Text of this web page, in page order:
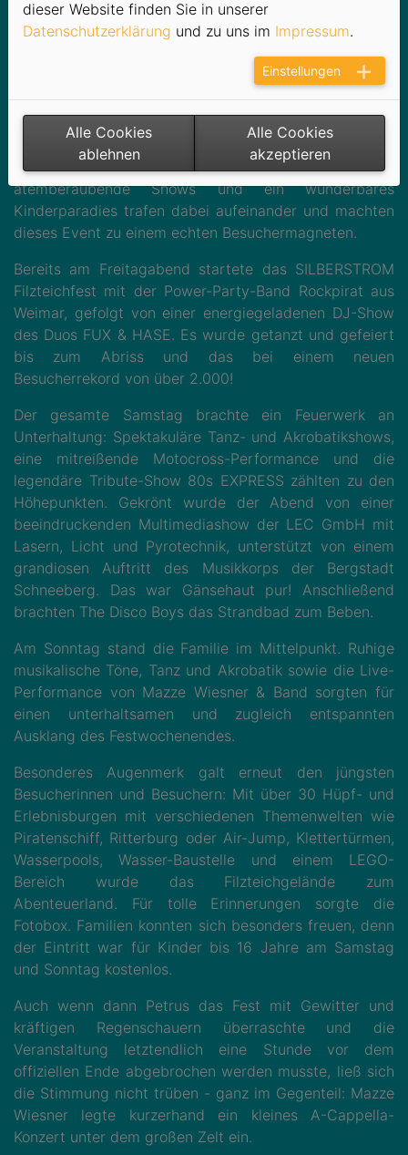
und große Besucherinnen und Besucher.
Mit einem drei Tage umfassenden
Unterhaltungsprogramm setzte das traditionsreiche
Filzteichfest wieder einmal Maßstäbe in der regionalen
Eventlandschaft mit über 12.000 Besuchern. Damit
knüpfen die Stadtwerke an die Erfolgsreihe der
vergangenen Jahre an. Musikalische Top-Acts,
atemberaubende Shows und ein wunderbares
Kinderparadies trafen dabei aufeinander und machten
dieses Event zu einem echten Besuchermagneten.
Bereits am Freitagabend startete das SILBERSTROM
Filzteichfest mit der Power-Party-Band Rockpirat aus
Weimar, gefolgt von einer energiegeladenen DJ-Show
des Duos FUX & HASE. Es wurde getanzt und gefeiert
bis zum Abriss und das bei einem neuen
Besucherrekord von über 2.000!
Der gesamte Samstag brachte ein Feuerwerk an
Unterhaltung: Spektakuläre Tanz- und Akrobatikshows,
eine mitreißende Motocross-Performance und die
legendäre Tribute-Show 80s EXPRESS zählten zu den
Höhepunkten. Gekrönt wurde der Abend von einer
beeindruckenden Multimediashow der LEC GmbH mit
Lasern, Licht und Pyrotechnik, unterstützt von einem
grandiosen Auftritt des Musikkorps der Bergstadt
Schneeberg. Das war Gänsehaut pur! Anschließend
brachten The Disco Boys das Strandbad zum Beben.
Am Sonntag stand die Familie im Mittelpunkt. Ruhige
musikalische Töne, Tanz und Akrobatik sowie die Live-
Performance von Mazze Wiesner & Band sorgten für
einen unterhaltsamen und zugleich entspannten
Ausklang des Festwochenendes.
Besonderes Augenmerk galt erneut den jüngsten
Besucherinnen und Besuchern: Mit über 30 Hüpf- und
Erlebnisburgen mit verschiedenen Themenwelten wie
Piratenschiff, Ritterburg oder Air-Jump, Klettertürmen,
Wasserpools, Wasser-Baustelle und einem LEGO-
Bereich wurde das Filzteichgelände zum
Abenteuerland. Für tolle Erinnerungen sorgte die
Fotobox. Familien konnten sich besonders freuen, denn
der Eintritt war für Kinder bis 16 Jahre am Samstag
und Sonntag kostenlos.
Auch wenn dann Petrus das Fest mit Gewitter und
kräftigen Regenschauern überraschte und die
Veranstaltung letztendlich eine Stunde vor dem
offiziellen Ende abgebrochen werden musste, ließ sich
die Stimmung nicht trüben - ganz im Gegenteil: Mazze
Wiesner legte kurzerhand ein kleines A-Cappella-
Konzert unter dem großen Zelt ein.
dieser Website finden Sie in unserer
Datenschutzerklärung und zu uns im Impressum.
Einstellungen
Alle Cookies
ablehnen
Alle Cookies
akzeptieren